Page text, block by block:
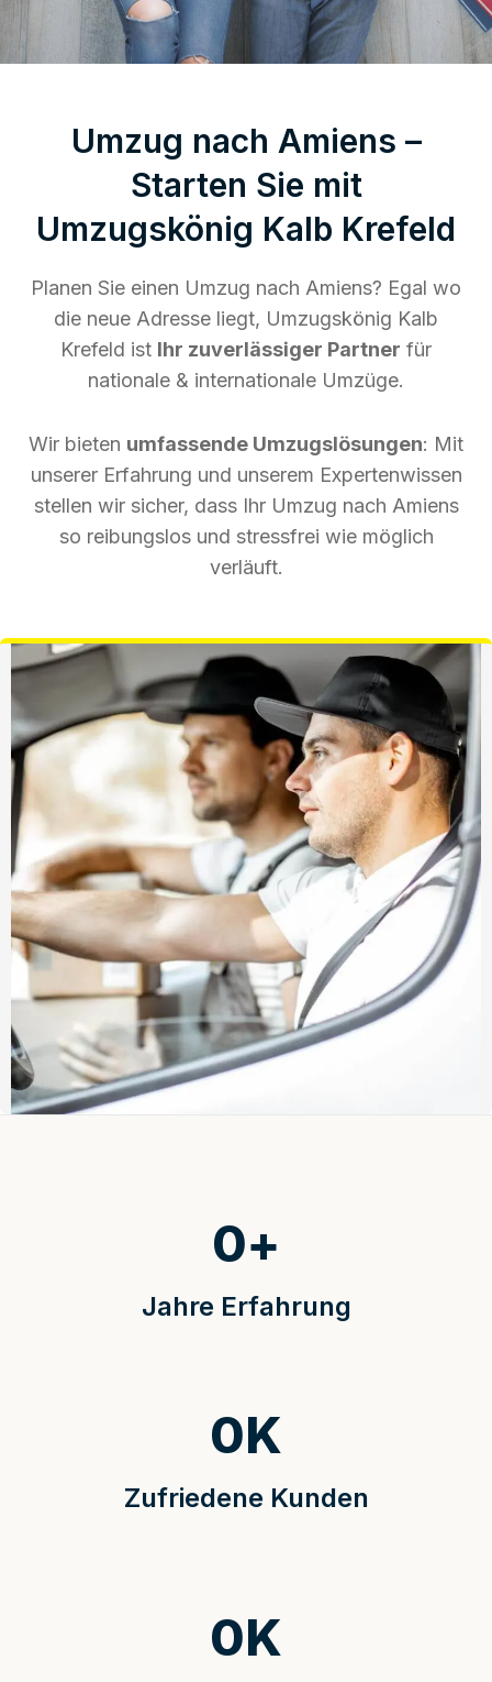
Umzug nach Amiens –
Starten Sie mit
Umzugskönig Kalb Krefeld
Planen Sie einen Umzug nach Amiens? Egal wo
die neue Adresse liegt, Umzugskönig Kalb
Krefeld ist Ihr zuverlässiger Partner für
nationale & internationale Umzüge.
Wir bieten umfassende Umzugslösungen: Mit
unserer Erfahrung und unserem Expertenwissen
stellen wir sicher, dass Ihr Umzug nach Amiens
so reibungslos und stressfrei wie möglich
verläuft.
Jahre Erfahrung
0+
Zufriedene Kunden
0K
0K